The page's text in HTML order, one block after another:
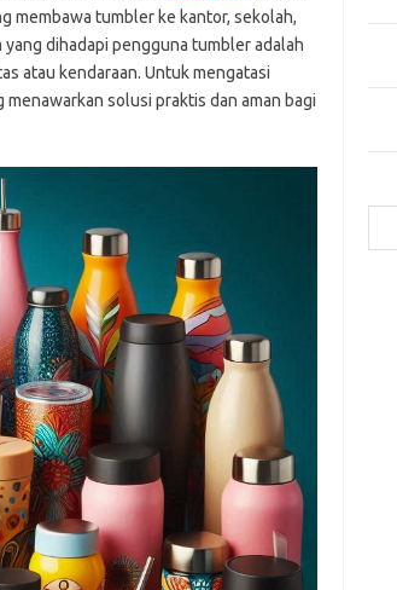
membawa tumbler ke kantor, sekolah,
yang dihadapi pengguna tumbler adalah
atau kendaraan. Untuk mengatasi
solusi praktis dan aman bagi